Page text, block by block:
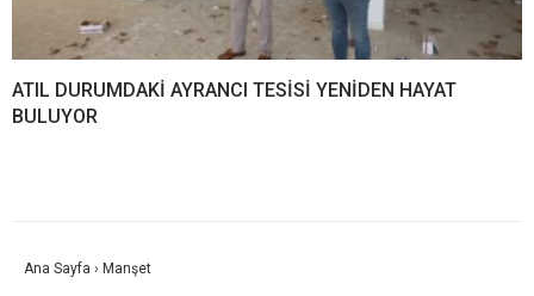
ATIL DURUMDAKİ AYRANCI TESİSİ YENİDEN HAYAT
BULUYOR
Ana Sayfa › Manşet